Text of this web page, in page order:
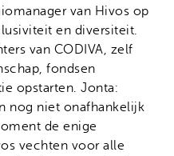
van Hivos op
en diversiteit.
van CODIVA, zelf
fondsen
opstarten. Jonta:
nog niet onafhankelijk
de enige
vechten voor alle